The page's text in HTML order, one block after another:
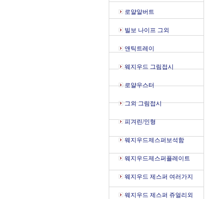
로얄알버트
빌보 나이프 그외
앤틱트레이
웨지우드 그림접시
로얄우스터
그외 그림접시
피겨린/인형
웨지우드제스퍼보석함
웨지우드제스퍼플레이트
웨지우드 제스퍼 여러가지
웨지우드 제스퍼 쥬얼리외